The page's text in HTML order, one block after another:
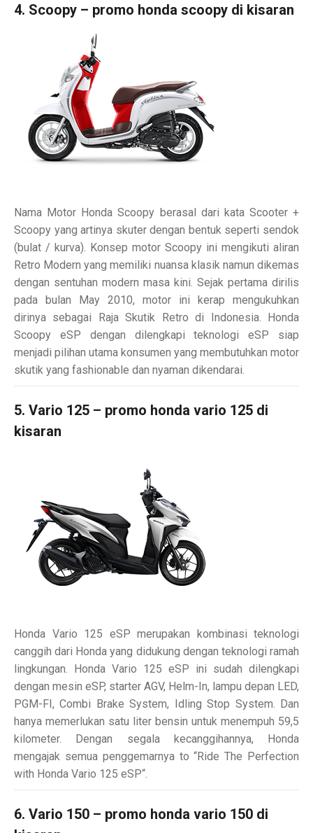
4. Scoopy – promo honda scoopy di kisaran
Nama Motor Honda Scoopy berasal dari kata Scooter +
Scoopy yang artinya skuter dengan bentuk seperti sendok
(bulat / kurva). Konsep motor Scoopy ini mengikuti aliran
Retro Modern yang memiliki nuansa klasik namun dikemas
dengan sentuhan modern masa kini. Sejak pertama dirilis
pada bulan May 2010, motor ini kerap mengukuhkan
dirinya sebagai Raja Skutik Retro di Indonesia. Honda
Scoopy eSP dengan dilengkapi teknologi eSP siap
menjadi pilihan utama konsumen yang membutuhkan motor
skutik yang fashionable dan nyaman dikendarai.
5. Vario 125 – promo honda vario 125 di
kisaran
Honda Vario 125 eSP merupakan kombinasi teknologi
canggih dari Honda yang didukung dengan teknologi ramah
lingkungan. Honda Vario 125 eSP ini sudah dilengkapi
dengan mesin eSP, starter AGV, Helm-In, lampu depan LED,
PGM-FI, Combi Brake System, Idling Stop System. Dan
hanya memerlukan satu liter bensin untuk menempuh 59,5
kilometer. Dengan segala kecanggihannya, Honda
mengajak semua penggemarnya to “Ride The Perfection
with Honda Vario 125 eSP“.
6. Vario 150 – promo honda vario 150 di